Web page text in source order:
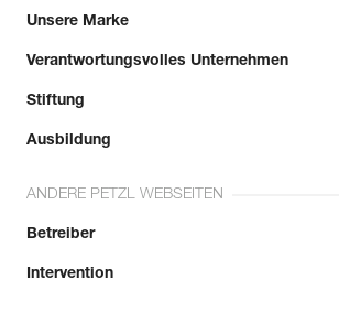
Mehr erfahren
Unsere Marke
Verantwortungsvolles Unternehmen
Stiftung
Ausbildung
ANDERE PETZL WEBSEITEN
Betreiber
Intervention